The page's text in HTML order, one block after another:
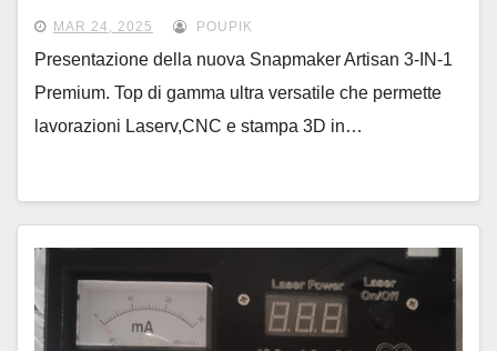
MAR 24, 2025 POUPIK
Presentazione della nuova Snapmaker Artisan 3-IN-1
Premium. Top di gamma ultra versatile che permette
lavorazioni Laserv,CNC e stampa 3D in…